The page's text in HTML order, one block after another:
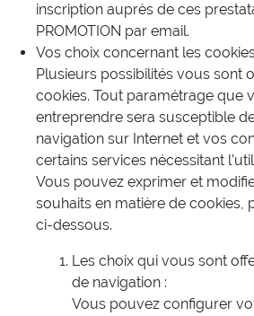
inscription auprès de ces
PROMOTION par email.
Vos choix concernant les
Plusieurs possibilités vous sont
cookies. Tout paramétrage que
entreprendre sera susceptible
navigation sur Internet et vos
certains services nécessitant
Vous pouvez exprimer et
souhaits en matière de cookies,
ci-dessous.
Les choix qui vous sont
de navigation :
Vous pouvez configurer